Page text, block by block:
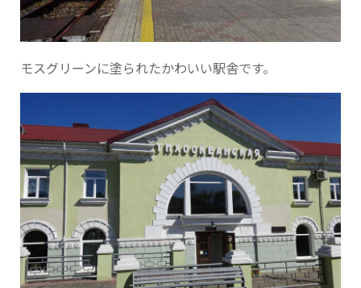
モスグリーンに塗られたかわいい駅舎です。